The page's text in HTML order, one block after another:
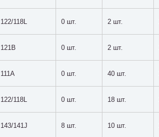
122/118L 0 шт. 2 шт.
121B 0 шт. 2 шт.
111A 0 шт. 40 шт.
122/118L 0 шт. 18 шт.
143/141J 8 шт. 10 шт.